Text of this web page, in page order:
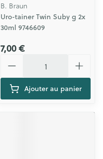
B. Braun
Uro-tainer Twin Suby g 2x
30ml 9746609
7,00 €
Ajouter au panier